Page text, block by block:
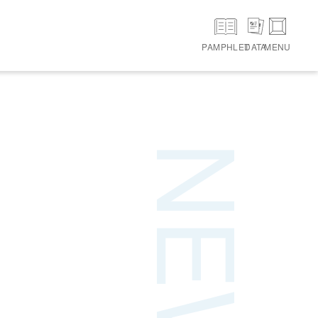
PAMPHLETDATAMENU